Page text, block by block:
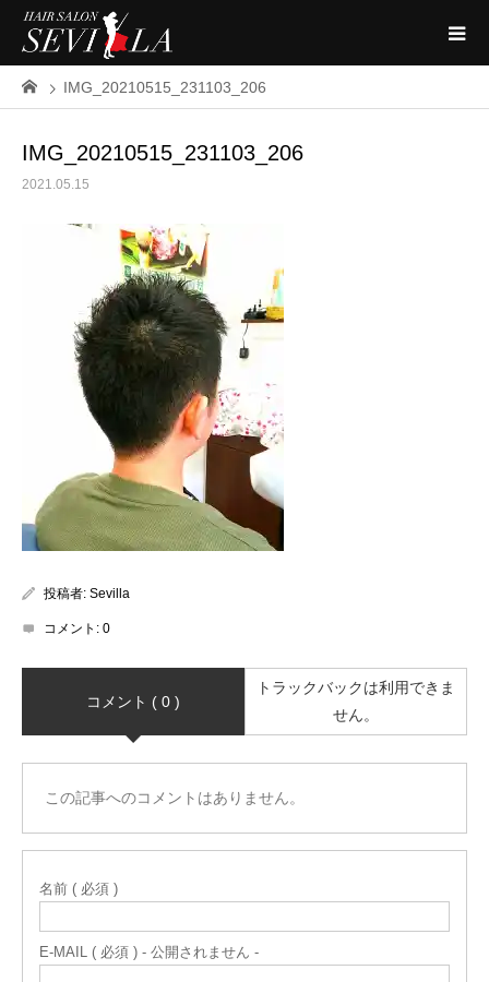
IMG_20210515_231103_206
IMG_20210515_231103_206
2021.05.15
投稿者: Sevilla
コメント: 0
コメント ( 0 )
トラックバックは利用できま
せん。
この記事へのコメントはありません。
名前 ( 必須 )
E-MAIL ( 必須 ) - 公開されません -